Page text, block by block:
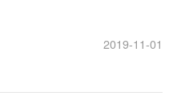
2019-11-01